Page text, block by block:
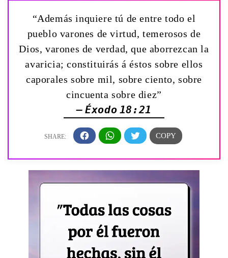
“Además inquiere tú de entre todo el
pueblo varones de virtud, temerosos de
Dios, varones de verdad, que aborrezcan la
avaricia; constituirás á éstos sobre ellos
caporales sobre mil, sobre ciento, sobre
cincuenta sobre diez”
— Éxodo 18:21